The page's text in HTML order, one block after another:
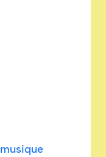
musique